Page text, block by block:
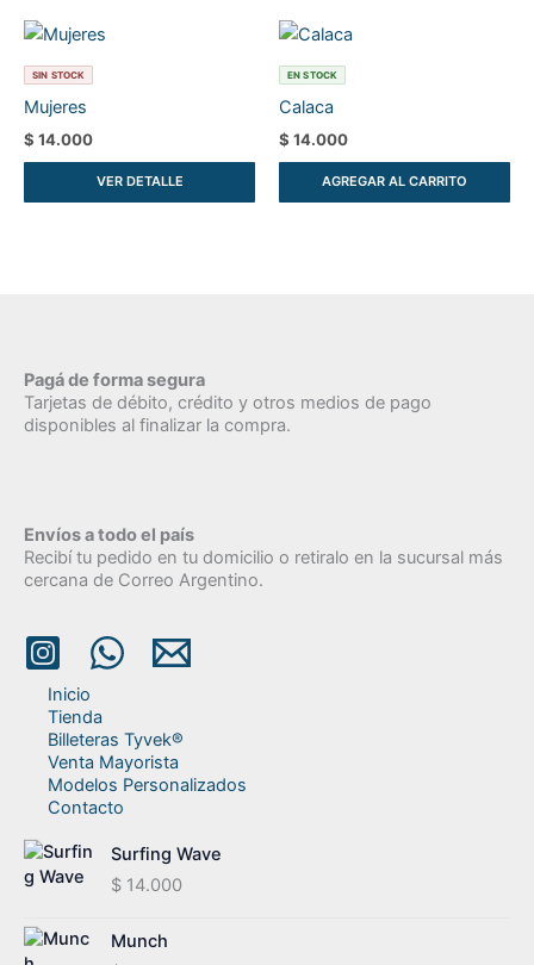
SIN STOCK
Mujeres
$ 14.000
VER DETALLE
EN STOCK
Calaca
$ 14.000
AGREGAR AL CARRITO
Pagá de forma segura
Tarjetas de débito, crédito y otros medios de pago
disponibles al finalizar la compra.
Envíos a todo el país
Recibí tu pedido en tu domicilio o retiralo en la sucursal más
cercana de Correo Argentino.
Inicio
Tienda
Billeteras Tyvek®
Venta Mayorista
Modelos Personalizados
Contacto
Surfing Wave
$14.000
Munch